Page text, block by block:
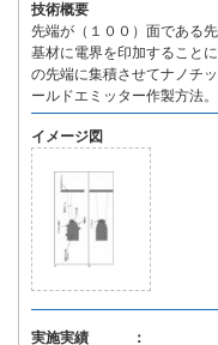
技術概要
先端が（１００）面である
基材に電界を印加すること
の先端に集積させてナノチ
ールドエミッター作製方法。
イメージ図
実施実績 ：